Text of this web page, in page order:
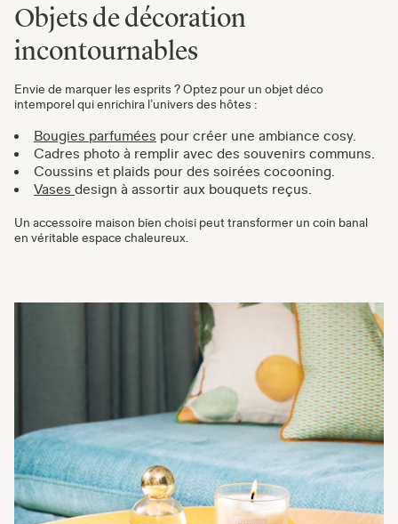
Objets de décoration
incontournables
Envie de marquer les esprits ? Optez pour un objet déco
intemporel qui enrichira l’univers des hôtes :
Bougies parfumées pour créer une ambiance cosy.
Cadres photo à remplir avec des souvenirs communs.
Coussins et plaids pour des soirées cocooning.
Vases design à assortir aux bouquets reçus.
Un accessoire maison bien choisi peut transformer un coin banal
en véritable espace chaleureux.